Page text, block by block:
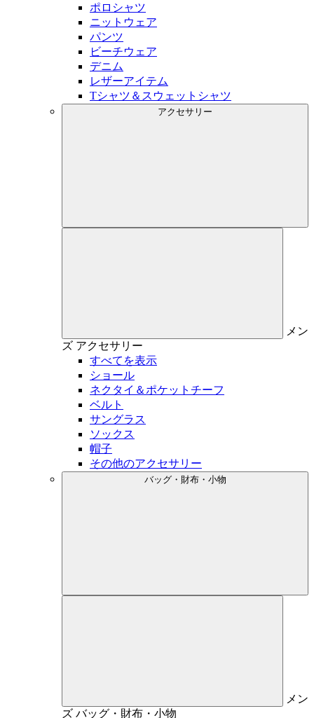
ポロシャツ
ニットウェア
パンツ
ビーチウェア
デニム
レザーアイテム
Tシャツ＆スウェットシャツ
アクセサリー
メン
ズ アクセサリー
すべてを表示
ショール
ネクタイ＆ポケットチーフ
ベルト
サングラス
ソックス
帽子
その他のアクセサリー
バッグ・財布・小物
メン
ズ バッグ・財布・小物